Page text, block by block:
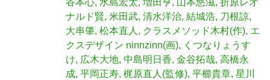
谷本心 水島宏太 増田亨 山本悠滋 折原レオ
ナルド賢 米田武 清水洋治 結城浩 刀根諒
大串肇 松本直人 クラスメソッド木村(作) エ
クスデザイン ninnzinn(画)
くつなりょうす
け
広木大地 中島明日香 金谷拓哉 高橋永
成 平岡正寿 梶原直人(監修) 平櫛貴章 星川